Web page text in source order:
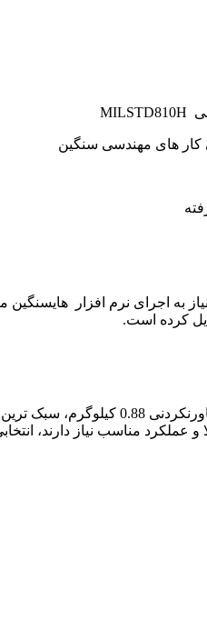
MILSTD810H
کار های مهندسی سنگین
به اجرای نرم افزار هایسنگین
کرده است.
این دستگاه با بدنه منیزیمی و طراحی باریک، نه‌تنها سبک بلکه بسیار مقاوم است.
و عملکرد مناسب نیاز دارند،